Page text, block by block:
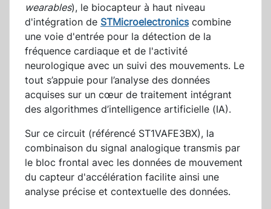
wearables), le biocapteur à haut niveau
d'intégration de STMicroelectronicscombine
une voie d'entrée pour la détection de la
fréquence cardiaque et de l'activité
neurologique avec un suivi des mouvements. Le
tout s’appuie pour l’analyse des données
acquises sur un cœur de traitement intégrant
des algorithmes d’intelligence artificielle (IA).
Sur ce circuit (référencé ST1VAFE3BX), la
combinaison du signal analogique transmis par
le bloc frontal avec les données de mouvement
du capteur d'accélération facilite ainsi une
analyse précise et contextuelle des données.